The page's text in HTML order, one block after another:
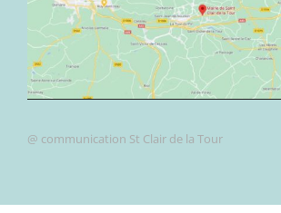
@ communication St Clair de la Tour